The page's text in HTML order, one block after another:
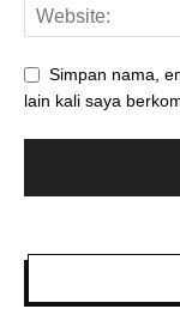
Simpan nama,
lain kali saya